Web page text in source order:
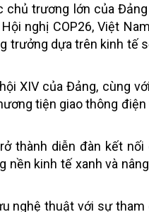
trương lớn của
nghị COP26, Việt
trưởng dựa trên kinh tế
XIV của Đảng, cùng
tiện giao thông
thành diễn đàn kết nối
nền kinh tế xanh và
nghệ thuật với sự tham